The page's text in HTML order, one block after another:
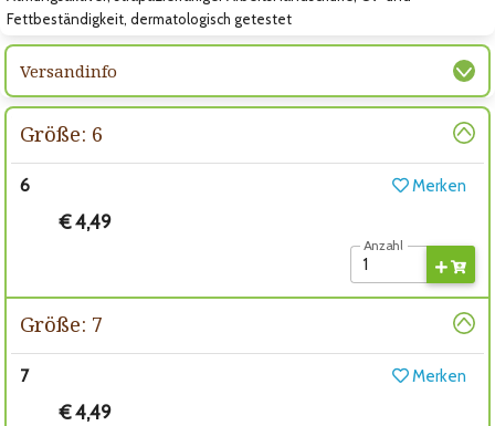
Fettbeständigkeit, dermatologisch getestet
Versandinfo
Größe: 6
6 Merken
€ 4,49
Anzahl
Größe: 7
7 Merken
€ 4,49